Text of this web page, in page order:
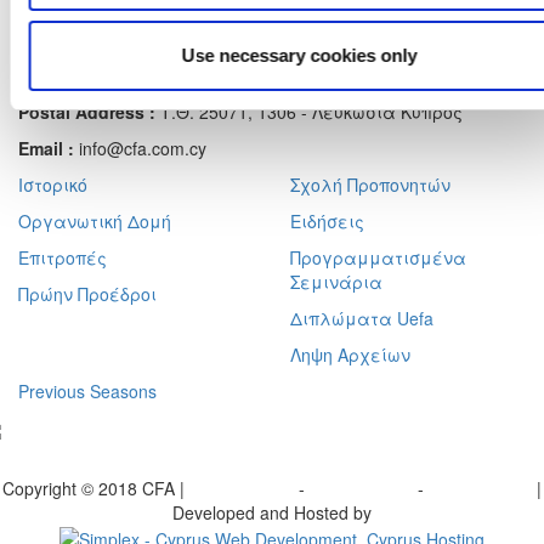
Use necessary cookies only
Postal Address :Τ.Θ. 25071, 1306 - Λευκωσία Κύπρος
Email : info@cfa.com.cy
Ιστορικό
Οργανωτική Δομή
Επιτροπές
Πρώην Προέδροι
Σχολή Προπονητών
Ειδήσεις
Προγραμματισμένα
Σεμινάρια
Διπλώματα Uefa
Ληψη Αρχείων
Previous Seasons
Copyright © 2018 CFA | - -
|
Developed and Hosted by